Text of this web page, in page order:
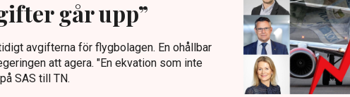
går upp”
avgifterna för flygbolagen. En ohållbar
att agera. "En ekvation som inte
SAS till TN.